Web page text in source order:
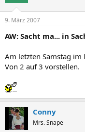
9. März 2007
AW: Sacht ma... in
Am letzten Samstag
Von 2 auf 3 vorstellen.
Conny
Mrs. Snape